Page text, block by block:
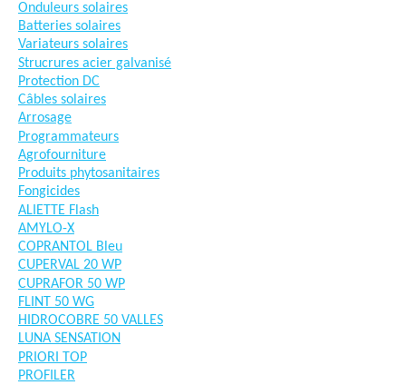
Onduleurs solaires
Batteries solaires
Variateurs solaires
Strucrures acier galvanisé
Protection DC
Câbles solaires
Arrosage
Programmateurs
Agrofourniture
Produits phytosanitaires
Fongicides
ALIETTE Flash
AMYLO-X
COPRANTOL Bleu
CUPERVAL 20 WP
CUPRAFOR 50 WP
FLINT 50 WG
HIDROCOBRE 50 VALLES
LUNA SENSATION
PRIORI TOP
PROFILER